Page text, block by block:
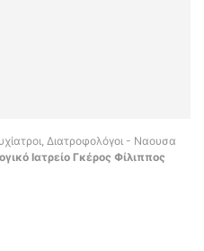
Διατροφολόγοι - Ναουσα
Ιατρείο Γκέρος Φίλιππος